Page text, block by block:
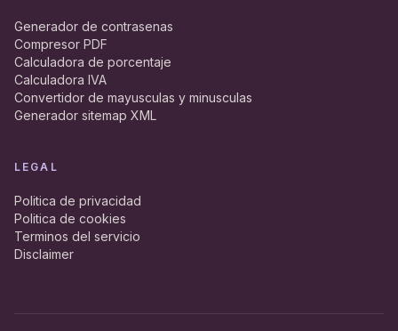
Generador de contrasenas
Compresor PDF
Calculadora de porcentaje
Calculadora IVA
Convertidor de mayusculas y minusculas
Generador sitemap XML
LEGAL
Politica de privacidad
Politica de cookies
Terminos del servicio
Disclaimer